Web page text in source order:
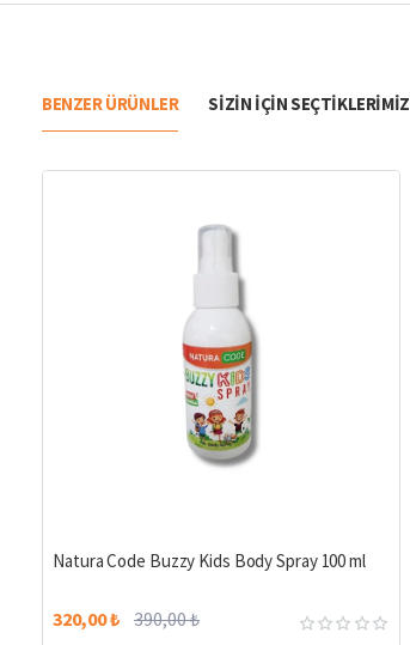
BENZER ÜRÜNLER SIZIN IÇIN SEÇTIKLERIMIZ
Natura Code Buzzy Kids Body Spray 100 ml
320,00 ₺ 390,00 ₺